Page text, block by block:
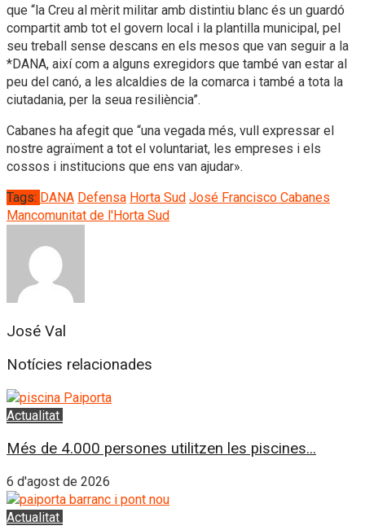
que “la Creu al mèrit militar amb distintiu blanc és un guardó
compartit amb tot el govern local i la plantilla municipal, pel
seu treball sense descans en els mesos que van seguir a la
*DANA, així com a alguns exregidors que també van estar al
peu del canó, a les alcaldies de la comarca i també a tota la
ciutadania, per la seua resiliència”.
Cabanes ha afegit que “una vegada més, vull expressar el
nostre agraïment a tot el voluntariat, les empreses i els
cossos i institucions que ens van ajudar».
Tags: DANA Defensa Horta Sud José Francisco Cabanes
Mancomunitat de l'Horta Sud
José Val
Notícies relacionades
Actualitat
Més de 4.000 persones utilitzen les piscines...
6 d'agost de 2026
Actualitat